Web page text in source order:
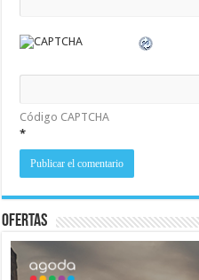
Código CAPTCHA
*
Ofertas